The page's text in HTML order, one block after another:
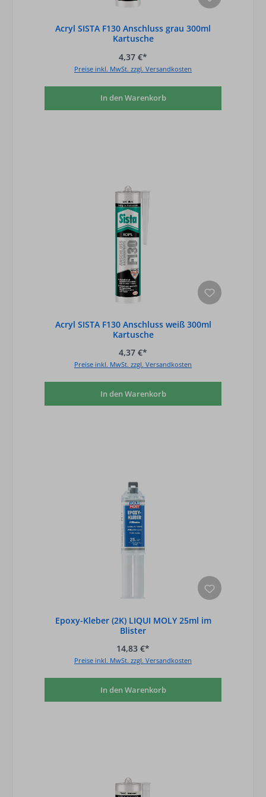
Acryl SISTA F130 Anschluss grau 300ml
Kartusche
4,37 €*
Preise inkl. MwSt. zzgl. Versandkosten
In den Warenkorb
Acryl SISTA F130 Anschluss weiß 300ml
Kartusche
4,37 €*
Preise inkl. MwSt. zzgl. Versandkosten
In den Warenkorb
Epoxy-Kleber (2K) LIQUI MOLY 25ml im
Blister
14,83 €*
Preise inkl. MwSt. zzgl. Versandkosten
In den Warenkorb